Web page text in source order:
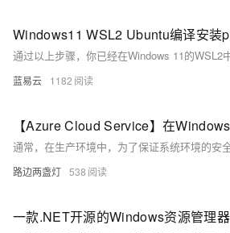
Windows11 WSL2 Ubuntu编译安装
蓝易云 1182
路边两盏灯 538
一款.NET开源的Windows资源管理